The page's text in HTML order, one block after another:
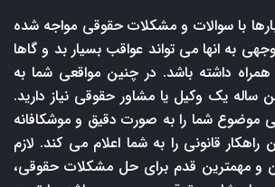
با سوالات و مشکلات حقوقی مواجه شده
به انها می تواند عواقب بسیار بد و گاها
همراه داشته باشد. در چنین مواقعی شما به
ساله یک وکیل یا مشاور حقوقی نیاز دارید.
موضوع شما را به صورت دقیق و موشکافانه
قانونی را به شما اعلام می کند. لازم
و مهمترین قدم برای حل مشکلات حقوقی،